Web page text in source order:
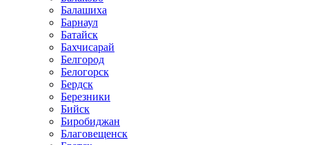
Балашиха
Барнаул
Батайск
Бахчисарай
Белгород
Белогорск
Бердск
Березники
Бийск
Биробиджан
Благовещенск